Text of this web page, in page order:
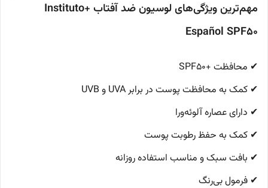
مهم‌ترین ویژگی‌های لوسیون ضد آفتاب +Instituto
Español SPF50
✔ محافظت +SPF50
✔ کمک به محافظت پوست در برابر UVA و UVB
✔ دارای عصاره آلوئه‌ورا
✔ کمک به حفظ رطوبت پوست
✔ بافت سبک و مناسب استفاده روزانه
✔ فرمول بی‌رنگ